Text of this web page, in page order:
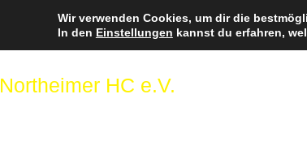
Northeimer HC e.V.
Wir verwenden Cookies, um dir die
In den Einstellungen kannst du erfahren,